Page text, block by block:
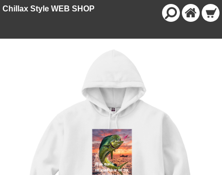
Chillax Style WEB SHOP